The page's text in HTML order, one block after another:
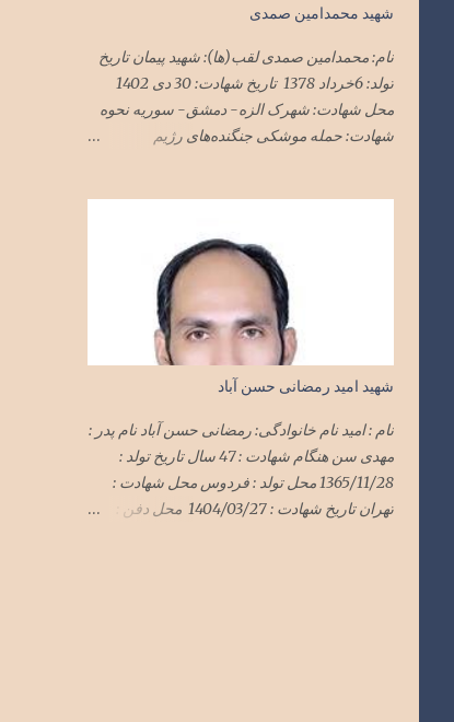
شهید محمدامین صمدی
نام: محمدامین صمدی لقب(ها): شهید پیمان تاریخ
تولد: 6خرداد 1378 تاریخ شهادت: 30 دی 1402
محل شهادت: شهرک الزه- دمشق- سوریه نحوه
شهادت: حمله موشکی جنگنده‌های رژیم
شهید امید رمضانی حسن آباد
نام : امید نام خانوادگی: رمضانی حسن آباد نام پدر :
مهدی سن هنگام شهادت : 47 سال تاریخ تولد :
1365/11/28 محل تولد : فردوس محل شهادت :
تهران تاریخ شهادت : 1404/03/27 محل دفن :